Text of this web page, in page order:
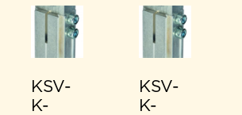
KSV-
K-
KSV-
K-